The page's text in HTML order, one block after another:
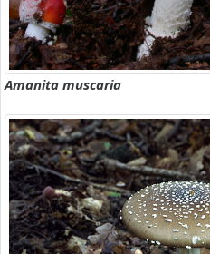
Amanita muscaria